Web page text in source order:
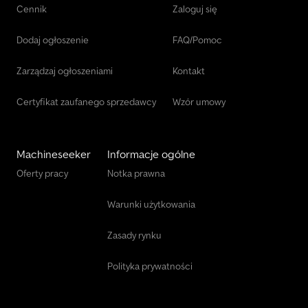
Cennik
Dodaj ogłoszenie
Zarządzaj ogłoszeniami
Certyfikat zaufanego sprzedawcy
Zaloguj się
FAQ/Pomoc
Kontakt
Wzór umowy
Machineseeker
Oferty pracy
Informacje ogólne
Notka prawna
Warunki użytkowania
Zasady rynku
Polityka prywatności